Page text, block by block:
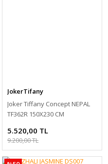
JokerTifany
Joker Tiffany Concept NEPAL
TF362R 150X230 CM
5.520,00 TL
9.200,00 TL